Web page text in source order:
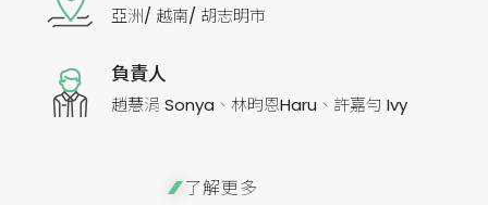
亞洲/ 越南/ 胡志明市
負責人
趙慧涓 Sonya、林昀恩Haru、許嘉勻 Ivy
了解更多